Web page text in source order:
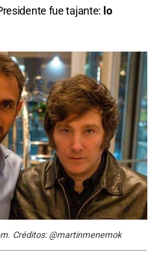
fue tajante: lo
Créditos: @martinmenemok